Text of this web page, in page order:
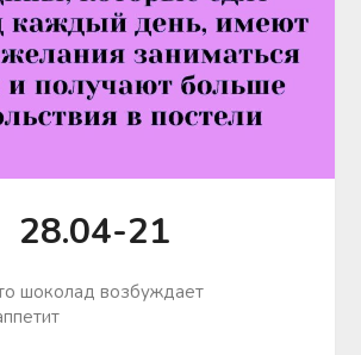
28.04-21
шоколад возбуждает